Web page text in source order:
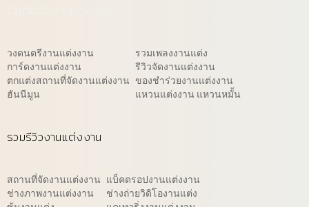
วงดนตรีงานแต่งงาน
การ์ดงานแต่งงาน
ตกแต่งสถานที่จัดงานแต่งงาน
ฮันนีมูน
รวมเพลงงานแต่ง
รีวิวจัดงานแต่งงาน
ของชำร่วยงานแต่งงาน
แหวนแต่งงาน แหวนหมั้น
รวมรีวิวงานแต่งงาน
สถานที่จัดงานแต่งงาน
ช่างภาพงานแต่งงาน
แบ็คดรอปงานแต่งงาน
ช่างถ่ายวิดิโองานแต่ง